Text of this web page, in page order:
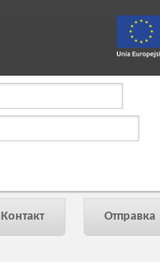
Контакт Отправка